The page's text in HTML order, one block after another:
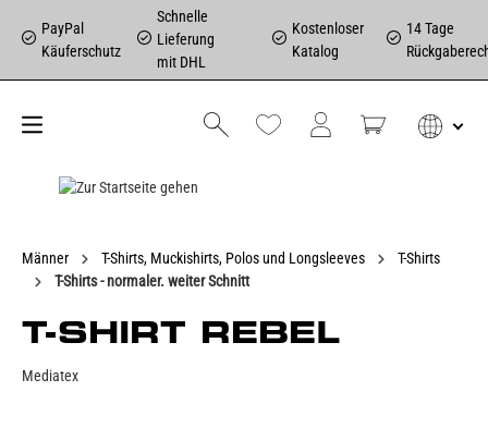
PayPal
Käuferschutz
Schnelle
Lieferung
mit DHL
Kostenloser
Katalog
14 Tage
Männer T-Shirts, Muckishirts, Polos und Longsleeves
T-Shirts
T-Shirts - normaler. weiter Schnitt
T-SHIRT REBEL
Mediatex